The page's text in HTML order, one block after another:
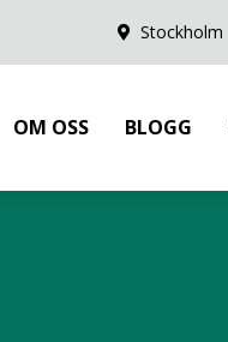
Stockholm
OM OSS BLOGG